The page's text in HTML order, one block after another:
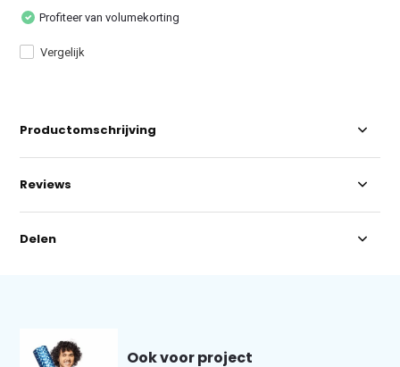
Profiteer van volumekorting
Vergelijk
Productomschrijving
Reviews
Delen
Ook voor project